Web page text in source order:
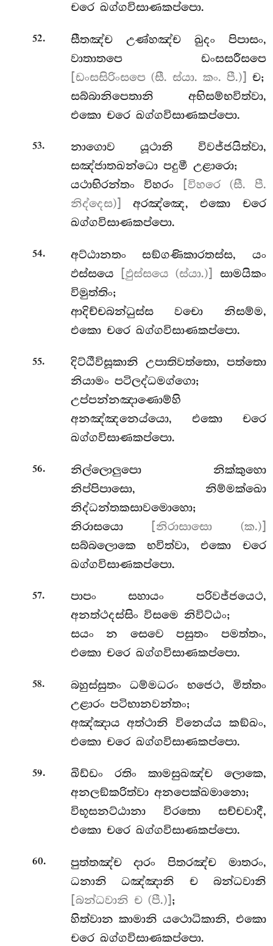
චරෙ ඛග්ගවිසාණකප්පො.
52. සීතඤ්ච උණ්හඤ්ච ඛුදං පිපාසං,
වාතාතපෙ ඩංසසරීසපෙ
[ඩංසසිරිංසපෙ (සී. ස්යා. කං. පී.)] ච;
සබ්බානිපෙතානි අභිසම්භවිත්වා,
එකො චරෙ ඛග්ගවිසාණකප්පො.
53.
නාගොව යූථානි විවජ්ජයිත්වා,
සඤ්ජාතඛන්ධො පදුමී උළාරො;
යථාභිරන්තං විහරං
[විහරෙ (සී. පී.
නිද්දෙස)]
අරඤ්ඤෙ, එකො චරෙ
ඛග්ගවිසාණකප්පො.
54. අට්ඨානතංසඞ්ගණිකාරතස්ස, යං
ඵස්සයෙ
[ඵුස්සයෙ (ස්යා.)]
සාමයිකං
විමුත්තිං;
ආදිච්චබන්ධුස්ස වචො නිසම්ම,
එකො චරෙ ඛග්ගවිසාණකප්පො.
55.
දිට්ඨීවිසූකානි උපාතිවත්තො, පත්තො
නියාමං පටිලද්ධමග්ගො;
උප්පන්නඤාණොම්හි
අනඤ්ඤනෙය්යො, එකො චරෙ
ඛග්ගවිසාණකප්පො.
56. නිල්ලොලුපො නික්කුහො
නිප්පිපාසො, නිම්මක්ඛො
නිද්ධන්තකසාවමොහො;
නිරාසයො
[නිරාසාසො (ක.)]
සබ්බලොකෙ භවිත්වා, එකො චරෙ
ඛග්ගවිසාණකප්පො.
57.
පාපං සහායං පරිවජ්ජයෙථ,
අනත්ථදස්සිං විසමෙ නිවිට්ඨං;
සයං න සෙවෙ පසුතං පමත්තං,
එකො චරෙ ඛග්ගවිසාණකප්පො.
58. බහුස්සුතං ධම්මධරං භජෙථ, මිත්තං
උළාරං පටිභානවන්තං;
අඤ්ඤාය අත්ථානි විනෙය්ය කඞ්ඛං,
එකො චරෙ ඛග්ගවිසාණකප්පො.
59.
ඛිඩ්ඩං රතිං කාමසුඛඤ්ච ලොකෙ,
අනලඞ්කරිත්වා අනපෙක්ඛමානො;
විභූසනට්ඨානා විරතො සච්චවාදී,
එකො චරෙ ඛග්ගවිසාණකප්පො.
60.
පුත්තඤ්ච දාරං පිතරඤ්ච මාතරං,
ධනානි ධඤ්ඤානි ච බන්ධවානි
[බන්ධවානි ච (පී.)] ;
හිත්වාන කාමානි යථොධිකානි, එකො
චරෙ ඛග්ගවිසාණකප්පො.